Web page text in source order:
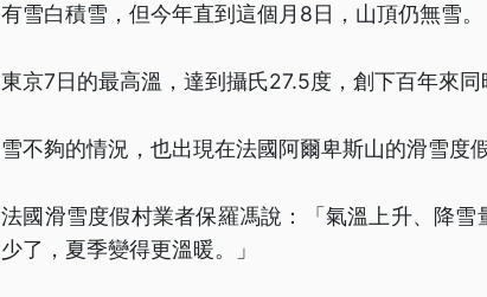
有雪白積雪，但今年直到這個月8日，山頂仍無雪。
東京7日的最高溫，達到攝氏27.5度，創下百年來同
雪不夠的情況，也出現在法國阿爾卑斯山的滑雪度假
法國滑雪度假村業者保羅馮說：「氣溫上升、降
少了，夏季變得更溫暖。」